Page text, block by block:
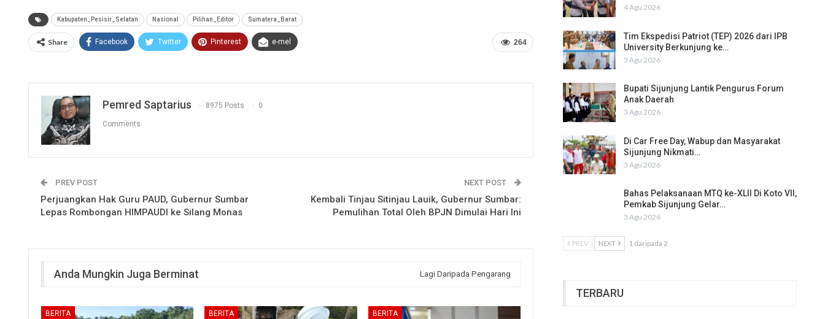
Kabupaten_Pesisir_Selatan Nasional Pilihan_Editor Sumatera_Barat
264
Share Facebook Twitter Pinterest e-mel
Pemred Saptarius 8975 Posts 0
Comments
PREV POST
Perjuangkan Hak Guru PAUD, Gubernur Sumbar
Lepas Rombongan HIMPAUDI ke Silang Monas
NEXT POST
Kembali Tinjau Sitinjau Lauik, Gubernur Sumbar:
Pemulihan Total Oleh BPJN Dimulai Hari Ini
Anda Mungkin Juga Berminat Lagi Daripada Pengarang
BERITA BERITA BERITA
4 Agu 2026
Tim Ekspedisi Patriot (TEP) 2026 dari IPB
University Berkunjung ke…
3 Agu 2026
Bupati Sijunjung Lantik Pengurus Forum
Anak Daerah
3 Agu 2026
Di Car Free Day, Wabup dan Masyarakat
Sijunjung Nikmati…
3 Agu 2026
Bahas Pelaksanaan MTQ ke-XLII Di Koto VII,
Pemkab Sijunjung Gelar…
3 Agu 2026
PREV NEXT 1 daripada 2
TERBARU